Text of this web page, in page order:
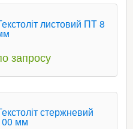
листовий ПТ 8
запросу
стержневий
мм